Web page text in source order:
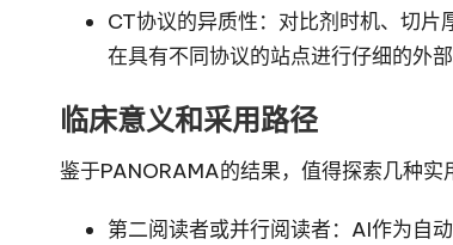
CT协议的异质性：对比剂时机、切
在具有不同协议的站点进行仔细的外部
临床意义和采用路径
鉴于PANORAMA的结果，值得探索几种实
第二阅读者或并行阅读者：AI作为自